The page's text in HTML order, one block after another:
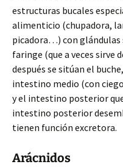
estructuras bucales
alimenticio (chupadora,
picadora…) con glándulas
faringe (que a veces sirve
después se sitúan el
intestino medio (con
y el intestino posterior
intestino posterior
tienen función excretora.
Arácnidos